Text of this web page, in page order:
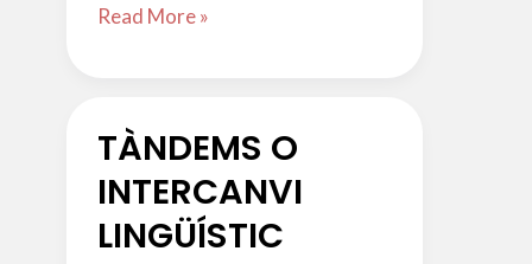
BIBLIOTECA-
EXTERNS
Read More »
TÀNDEMS O
INTERCANVI
LINGÜÍSTIC